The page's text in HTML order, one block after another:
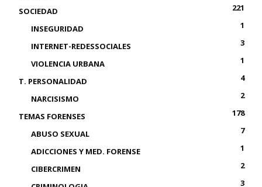
SOCIEDAD
221
INSEGURIDAD
1
INTERNET-REDESSOCIALES
3
VIOLENCIA URBANA
1
T. PERSONALIDAD
4
NARCISISMO
2
TEMAS FORENSES
178
ABUSO SEXUAL
7
ADICCIONES Y MED. FORENSE
1
CIBERCRIMEN
2
3